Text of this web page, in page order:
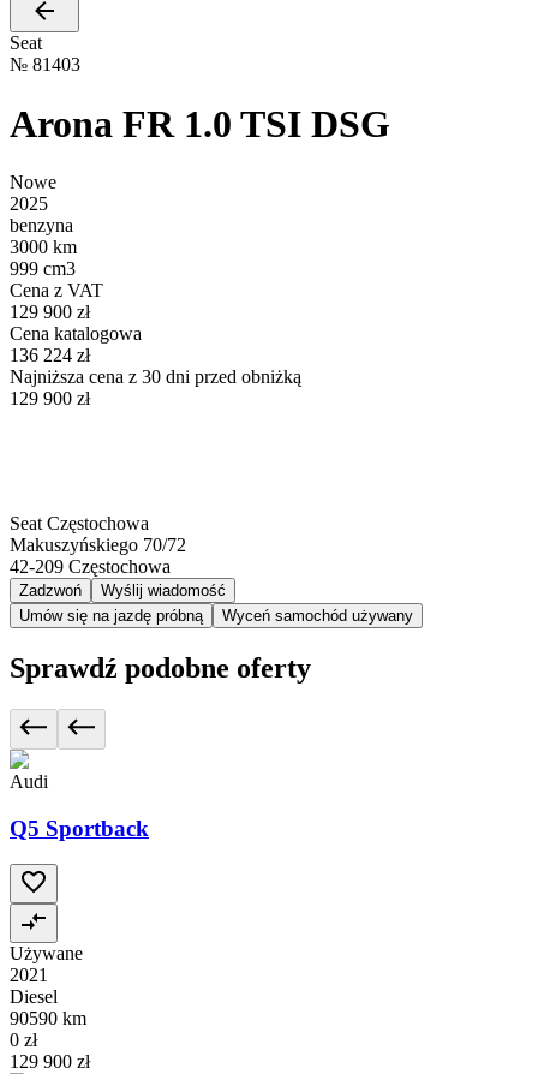
Seat
№ 81403
Arona FR 1.0 TSI DSG
Nowe
2025
benzyna
3000 km
999 cm3
Cena z VAT
129 900 zł
Cena katalogowa
136 224 zł
Najniższa cena z 30 dni przed obniżką
129 900 zł
Seat Częstochowa
Makuszyńskiego 70/72
42-209 Częstochowa
Zadzwoń
Wyślij wiadomość
Umów się na jazdę próbną
Wyceń samochód używany
Sprawdź podobne oferty
Audi
Q5 Sportback
Używane
2021
Diesel
90590 km
0 zł
129 900 zł